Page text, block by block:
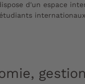
d'un espace
gestion